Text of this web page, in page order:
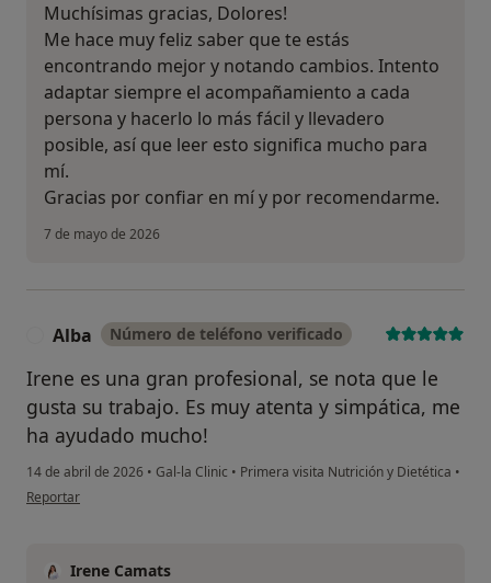
Muchísimas gracias, Dolores!
Me hace muy feliz saber que te estás
encontrando mejor y notando cambios. Intento
adaptar siempre el acompañamiento a cada
persona y hacerlo lo más fácil y llevadero
posible, así que leer esto significa mucho para
mí.
Gracias por confiar en mí y por recomendarme.
7 de mayo de 2026
Alba Número de teléfono verificado
Irene es una gran profesional, se nota que le
gusta su trabajo. Es muy atenta y simpática, me
ha ayudado mucho!
14 de abril de 2026 • Gal-la Clinic • Primera visita Nutrición y Dietética •
en opinión del usuario Alba
Reportar
Irene Camats